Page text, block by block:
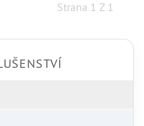
Strana 1 Z 1